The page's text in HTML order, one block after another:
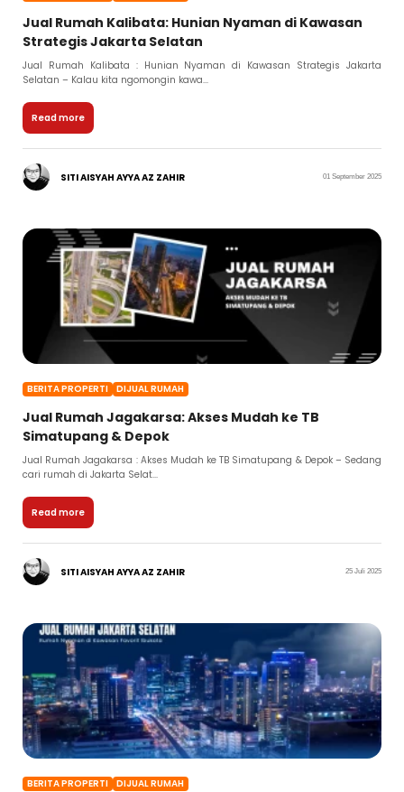
Jual Rumah Kalibata: Hunian Nyaman di Kawasan
Strategis Jakarta Selatan
Jual Rumah Kalibata : Hunian Nyaman di Kawasan Strategis Jakarta
Selatan – Kalau kita ngomongin kawa...
Read more
SITI AISYAH AYYA AZ ZAHIR 01 September 2025
BERITA PROPERTI DIJUAL RUMAH
Jual Rumah Jagakarsa: Akses Mudah ke TB
Simatupang & Depok
Jual Rumah Jagakarsa : Akses Mudah ke TB Simatupang & Depok – Sedang
cari rumah di Jakarta Selat...
Read more
SITI AISYAH AYYA AZ ZAHIR 25 Juli 2025
BERITA PROPERTI DIJUAL RUMAH